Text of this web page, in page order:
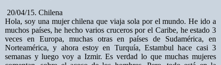
20/04/15. Chilena
Hola, soy una mujer chilena que viaja sola por el mundo. He ido a
muchos países, he hecho varios cruceros por el Caribe, he estado 3
veces en Europa, muchas otras en países de Sudamérica, en
Norteamérica, y ahora estoy en Turquía, Estambul hace casi 3
semanas y luego voy a Izmir. Es verdad lo que muchas mujeres